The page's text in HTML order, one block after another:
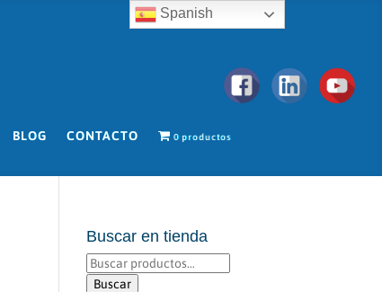
BLOG CONTACTO 0 productos
Buscar en tienda
Buscar
por:
Buscar
Spanish